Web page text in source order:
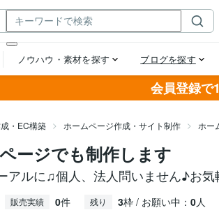
会員登録で
・EC構築 ホームページ作成・サイト制作 ホー
ージでも制作します
アルに♫個人、法人問いません♪お気
販売実績 0件 残り 3枠 / お願い中： 0人